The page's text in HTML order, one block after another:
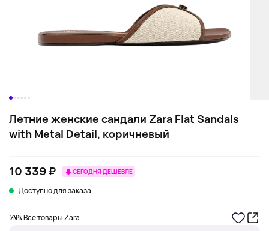
Летние женские сандали Zara Flat Sandals
with Metal Detail, коричневый
10 339 ₽ СЕГОДНЯ ДЕШЕВЛЕ
Доступно для заказа
Все товары Zara